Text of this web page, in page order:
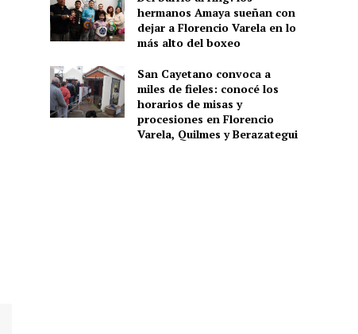
hermanos Amaya sueñan con
dejar a Florencio Varela en lo
más alto del boxeo
San Cayetano convoca a
miles de fieles: conocé los
horarios de misas y
procesiones en Florencio
Varela, Quilmes y Berazategui